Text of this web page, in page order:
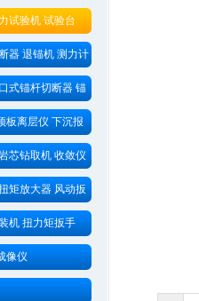
试验机 试验台
器 退锚机 测力计
式锚杆切断器 锚
板离层仪 下沉报
芯钻取机 收敛仪
矩放大器 风动扳
机 扭力矩扳手
像仪